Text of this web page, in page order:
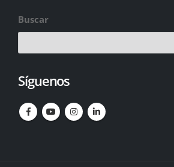
Buscar
Síguenos